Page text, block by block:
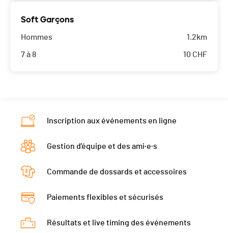
Soft Garçons
Hommes
7 à 8
1.2km
10 CHF
Inscription aux événements en ligne
Gestion d'équipe et des ami·e·s
Commande de dossards et accessoires
Paiements flexibles et sécurisés
Résultats et live timing des événements